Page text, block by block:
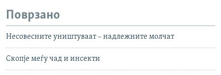
Поврзано
Несовесните уништуваат – надлежните молчат
Скопје меѓу чад и инсекти